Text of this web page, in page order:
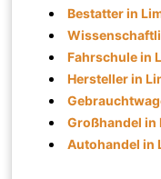
Bestatter in
Fahrschule in
Hersteller in
Großhandel in
Autohandel in